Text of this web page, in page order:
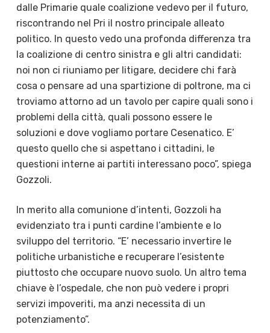
dalle Primarie quale coalizione vedevo per il futuro,
riscontrando nel Pri il nostro principale alleato
politico. In questo vedo una profonda differenza tra
la coalizione di centro sinistra e gli altri candidati:
noi non ci riuniamo per litigare, decidere chi farà
cosa o pensare ad una spartizione di poltrone, ma ci
troviamo attorno ad un tavolo per capire quali sono i
problemi della città, quali possono essere le
soluzioni e dove vogliamo portare Cesenatico. E’
questo quello che si aspettano i cittadini, le
questioni interne ai partiti interessano poco”, spiega
Gozzoli.
In merito alla comunione d’intenti, Gozzoli ha
evidenziato tra i punti cardine l’ambiente e lo
sviluppo del territorio. “E’ necessario invertire le
politiche urbanistiche e recuperare l’esistente
piuttosto che occupare nuovo suolo. Un altro tema
chiave è l’ospedale, che non può vedere i propri
servizi impoveriti, ma anzi necessita di un
potenziamento”.